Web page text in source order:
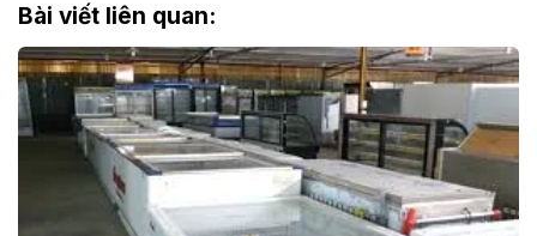
Bài viết liên quan: